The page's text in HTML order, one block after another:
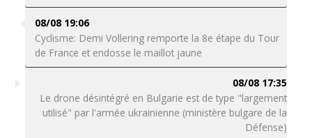
08/08 19:06
Cyclisme: Demi Vollering remporte la 8e étape du Tour
de France et endosse le maillot jaune
08/08 17:35
Le drone désintégré en Bulgarie est de type "largement
utilisé" par l'armée ukrainienne (ministère bulgare de la
Défense)